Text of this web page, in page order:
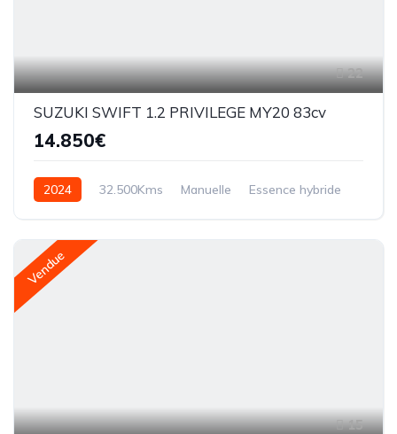
22
SUZUKI SWIFT 1.2 PRIVILEGE MY20 83cv
14.850€
2024 32.500Kms Manuelle Essence hybride
Vendue
15